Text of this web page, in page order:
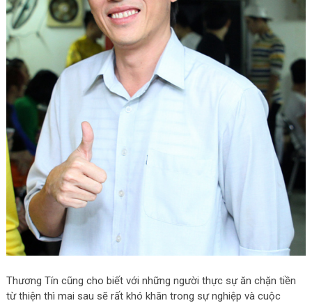
Thương Tín cũng cho biết với những người thực sự ăn chặn tiền
từ thiện thì mai sau sẽ rất khó khăn trong sự nghiệp và cuộc